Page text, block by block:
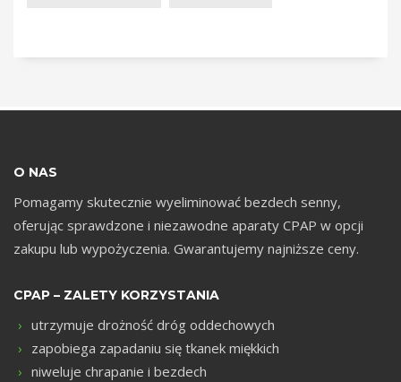
O NAS
Pomagamy skutecznie wyeliminować bezdech senny,
oferując sprawdzone i niezawodne aparaty CPAP w opcji
zakupu lub wypożyczenia. Gwarantujemy najniższe ceny.
CPAP – ZALETY KORZYSTANIA
utrzymuje drożność dróg oddechowych
zapobiega zapadaniu się tkanek miękkich
niweluje chrapanie i bezdech